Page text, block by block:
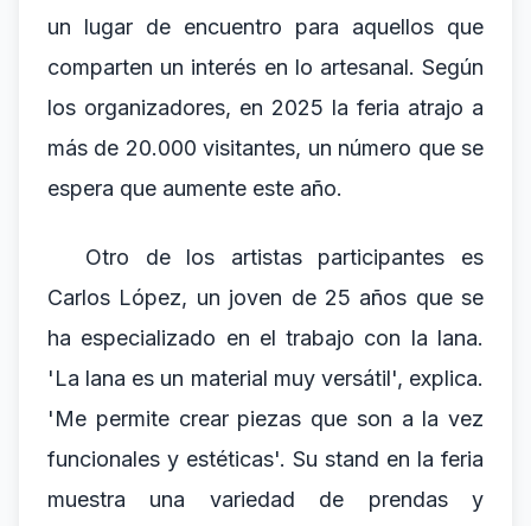
un lugar de encuentro para aquellos que
comparten un interés en lo artesanal. Según
los organizadores, en 2025 la feria atrajo a
más de 20.000 visitantes, un número que se
espera que aumente este año.
Otro de los artistas participantes es
Carlos López, un joven de 25 años que se
ha especializado en el trabajo con la lana.
'La lana es un material muy versátil', explica.
'Me permite crear piezas que son a la vez
funcionales y estéticas'. Su stand en la feria
muestra una variedad de prendas y